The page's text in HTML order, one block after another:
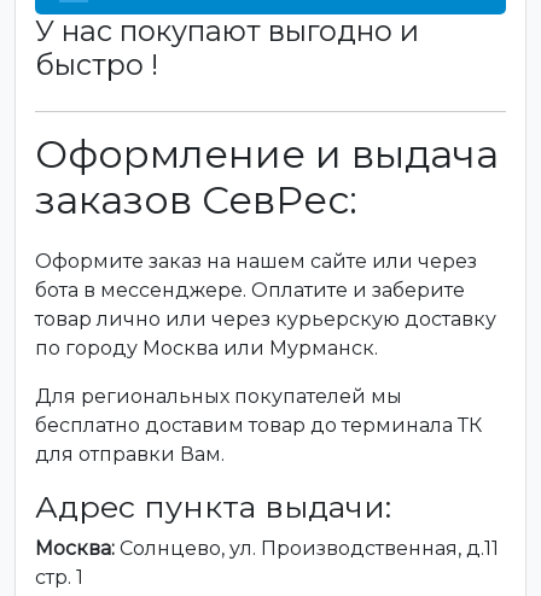
У нас покупают выгодно и
быстро !
Оформление и выдача
заказов СевРес:
Оформите заказ на нашем сайте или через
бота в мессенджере. Оплатите и заберите
товар лично или через курьерскую доставку
по городу Москва или Мурманск.
Для региональных покупателей мы
бесплатно доставим товар до терминала ТК
для отправки Вам.
Адрес пункта выдачи:
Москва: Солнцево, ул. Производственная, д.11
стр. 1